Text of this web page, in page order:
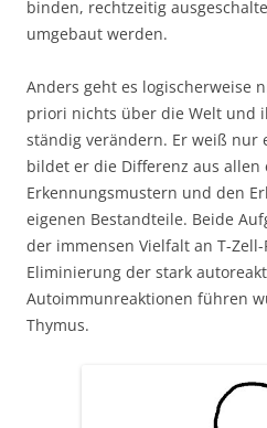
binden, rechtzeitig
umgebaut werden.
Anders geht es logischerweise
priori nichts über die Welt und
ständig verändern. Er weiß nur
bildet er die Differenz aus allen
Erkennungsmustern und den
eigenen Bestandteile. Beide
der immensen Vielfalt an T-
Eliminierung der stark
Autoimmunreaktionen führen
Thymus.